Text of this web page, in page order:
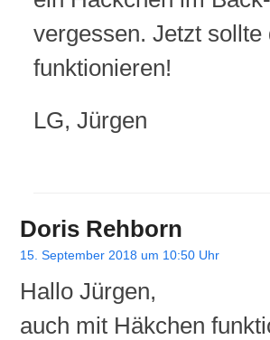
vergessen. Jetzt sollte
funktionieren!
LG, Jürgen
Doris Rehborn
15. September 2018 um 10:50 Uhr
Hallo Jürgen,
auch mit Häkchen